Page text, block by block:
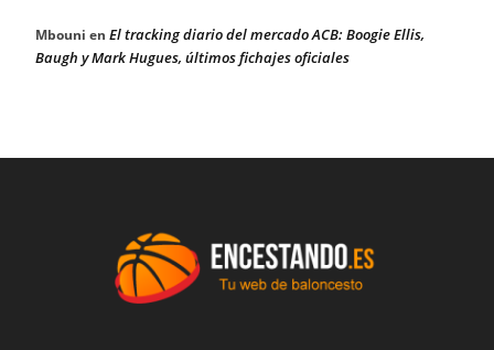
Mbouni en El tracking diario del mercado ACB: Boogie Ellis,
Baugh y Mark Hugues, últimos fichajes oficiales